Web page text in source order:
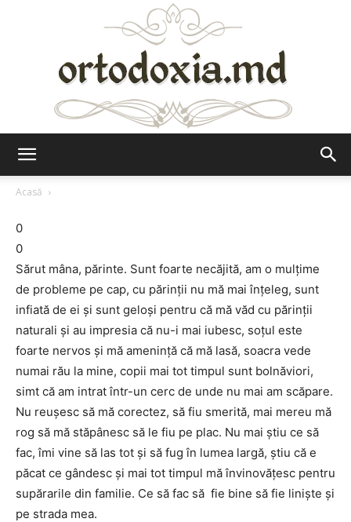
Acasă
0
0
Sărut mâna, părinte. Sunt foarte necăjită, am o mulţime
de probleme pe cap, cu părinţii nu mă mai înţeleg, sunt
infiată de ei şi sunt geloşi pentru că mă văd cu părinţii
naturali şi au impresia că nu-i mai iubesc, soţul este
foarte nervos şi mă ameninţă că mă lasă, soacra vede
numai rău la mine, copii mai tot timpul sunt bolnăviori,
simt că am intrat într-un cerc de unde nu mai am scăpare.
Nu reuşesc să mă corectez, să fiu smerită, mai mereu mă
rog să mă stăpânesc să le fiu pe plac. Nu mai ştiu ce să
fac, îmi vine să las tot şi să fug în lumea largă, ştiu că e
păcat ce gândesc şi mai tot timpul mă învinovăţesc pentru
supărarile din familie. Ce să fac să fie bine să fie linişte şi
pe strada mea.